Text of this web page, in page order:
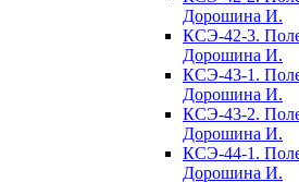
Дорошина И.
КСЭ-42-3.
Дорошина И.
КСЭ-43-1.
Дорошина И.
КСЭ-43-2.
Дорошина И.
КСЭ-44-1.
Дорошина И.